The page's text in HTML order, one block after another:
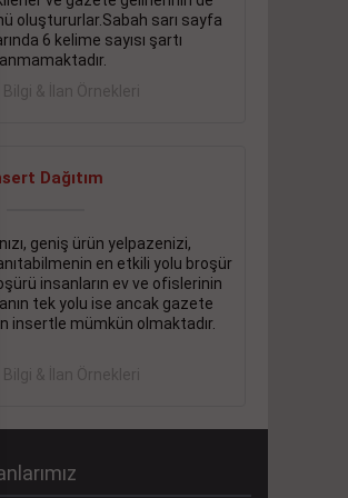
oluştururlar.Sabah sarı sayfa
6 kelime sayısı şartı
Bilgi & İlan Örnekleri
Dağıtım
geniş ürün yelpazenizi,
en etkili yolu broşür
insanların ev ve ofislerinin
tek yolu ise ancak gazete
insertle mümkün olmaktadır.
Bilgi & İlan Örnekleri